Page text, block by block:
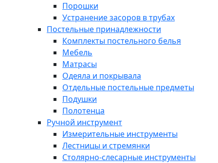
Порошки
Устранение засоров в трубах
Постельные принадлежности
Комплекты постельного белья
Мебель
Матрасы
Одеяла и покрывала
Отдельные постельные предметы
Подушки
Полотенца
Ручной инструмент
Измерительные инструменты
Лестницы и стремянки
Столярно-слесарные инструменты